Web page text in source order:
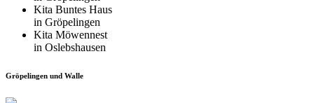
Kita Buntes Haus
in Gröpelingen
Kita Möwennest
in Oslebshausen
Gröpelingen und Walle